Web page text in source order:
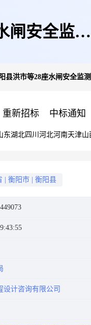
闸安全监测
县洪市等28座水闸安全监
重新招标 中标通知
东湖北四川 河北河南天津山
衡阳市 衡阳县
设计咨询有限公司